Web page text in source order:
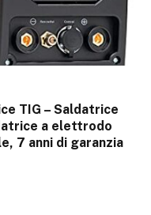
TIG – Saldatrice
a elettrodo
7 anni di garanzia